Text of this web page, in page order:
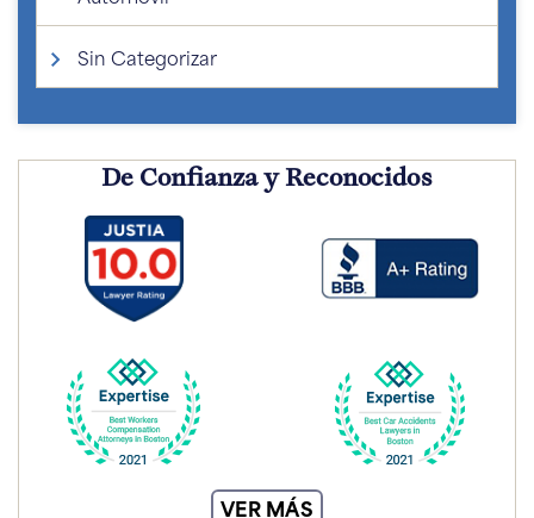
Sin Categorizar
De Confianza y Reconocidos
VER MÁS